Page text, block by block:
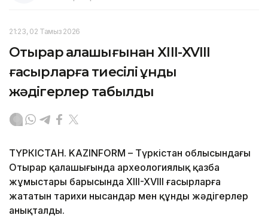
21:23, 02 Тамыз 2026
Отырар қалашығынан XIII-XVIII
ғасырларға тиесілі құнды
жәдігерлер табылды
ТҮРКІСТАН. KAZINFORM – Түркістан облысындағы
Отырар қалашығында археологиялық қазба
жұмыстары барысында XIII-XVIII ғасырларға
жататын тарихи нысандар мен құнды жәдігерлер
анықталды.